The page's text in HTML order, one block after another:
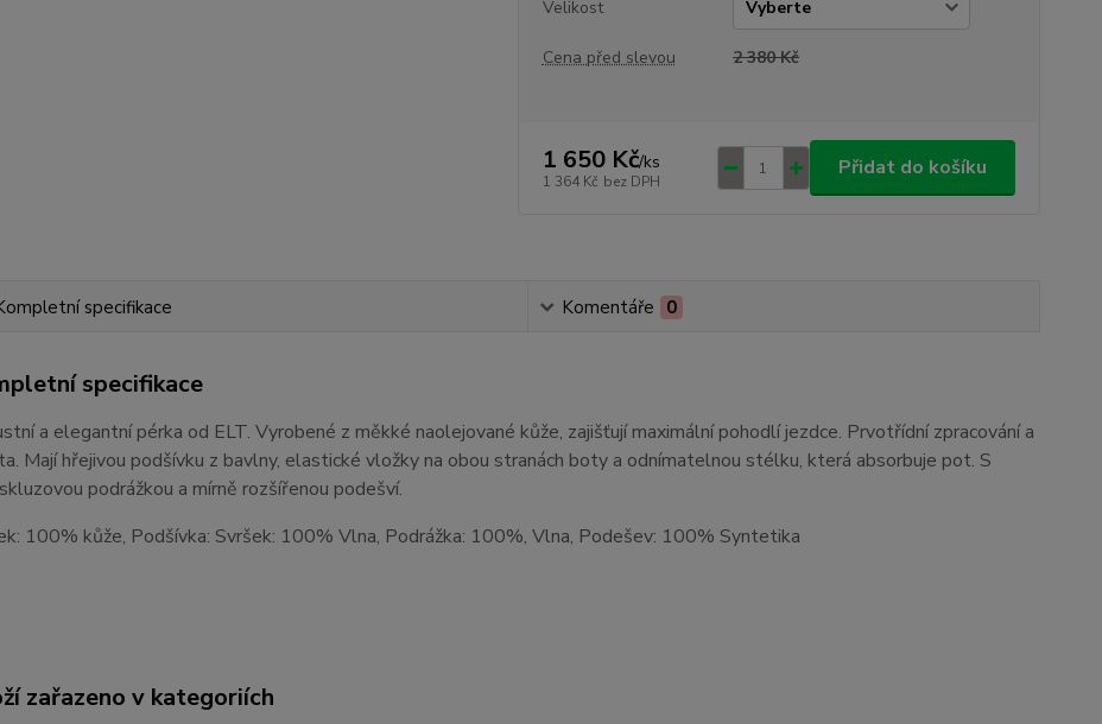
Velikost
Cena před slevou 2 380 Kč
1 650 Kč/ks
1 364 Kč bez DPH
Přidat do košíku
specifikace Komentáře 0
specifikace
a elegantní pérka od ELT. Vyrobené z měkké naolejované kůže, zajišťují maximální pohodlí jezdce. Prvotřídní zpracování a
Mají hřejivou podšívku z bavlny, elastické vložky na obou stranách boty a odnímatelnou stélku, která absorbuje pot. S
podrážkou a mírně rozšířenou podešví.
100% kůže, Podšívka: Svršek: 100% Vlna, Podrážka: 100%, Vlna, Podešev: 100% Syntetika
zařazeno v kategoriích